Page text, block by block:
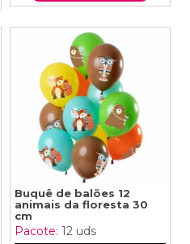
Buquê de balões 12
animais da floresta 30
cm
Pacote: 12 uds